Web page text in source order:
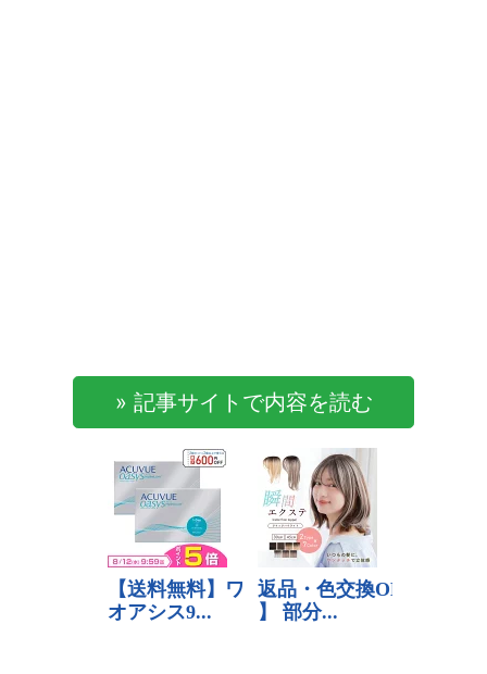
» 記事サイトで内容を読む